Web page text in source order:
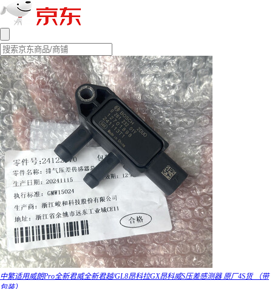
中繁适用威朗Pro全新君威全新君越/GL8昂科拉GX昂科威S压差感测器 原厂4S货 （带
包装）